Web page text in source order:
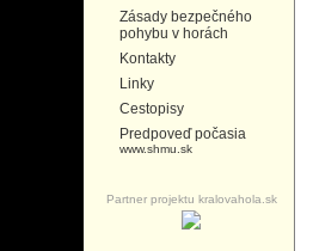
Zásady bezpečného
pohybu v horách
Kontakty
Linky
Cestopisy
Predpoveď počasia
www.shmu.sk
Partner projektu kralovahola.sk